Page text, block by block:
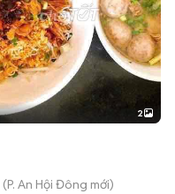
2
(P. An Hội Đông mới)